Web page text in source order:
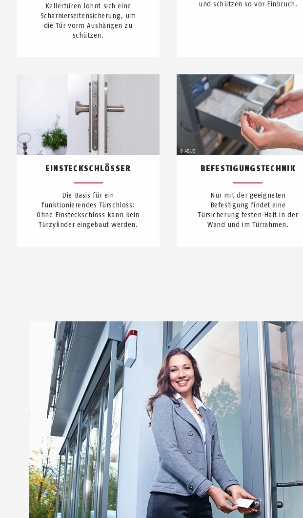
Kellertüren lohnt sich eine
Scharnierseitensicherung, um
die Tür vorm Aushängen zu
schützen.
und schützen so vor Einbruch.
EINSTECKSCHLÖSSER
Die Basis für ein
funktionierendes Türschloss:
Ohne Ein­steck­schloss kann kein
Türzylinder eingebaut werden.
BEFESTIGUNGSTECHNIK
Nur mit der geeigneten
Befestigung findet eine
Türsicherung festen Halt in der
Wand und im Türrahmen.